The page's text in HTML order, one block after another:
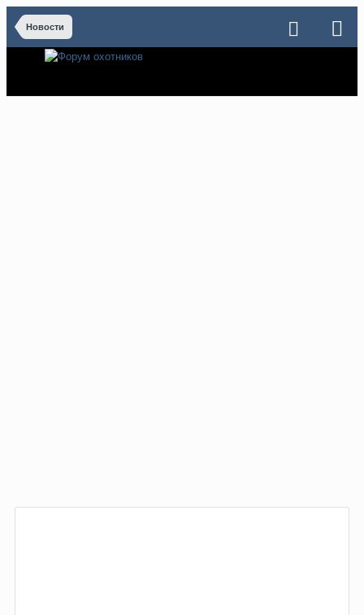
Новости